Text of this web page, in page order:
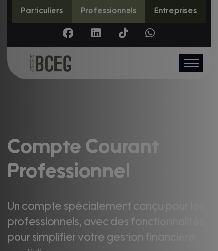
Particuliers Professionnels Entreprises
Compte Courant
Professionnel
Un compte spécialement conçu pour les
professionnels, avec des fonctionnalités
pour simplifier votre gestion financière